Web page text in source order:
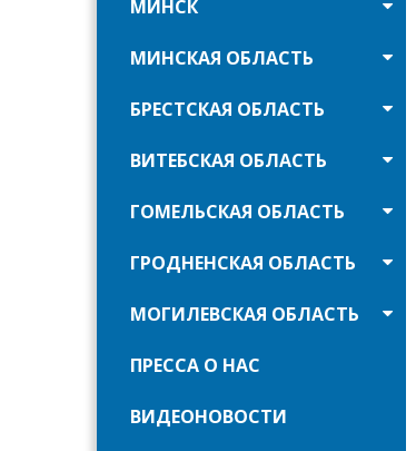
МИНСК
МИНСКАЯ ОБЛАСТЬ
БРЕСТСКАЯ ОБЛАСТЬ
ВИТЕБСКАЯ ОБЛАСТЬ
ГОМЕЛЬСКАЯ ОБЛАСТЬ
ГРОДНЕНСКАЯ ОБЛАСТЬ
МОГИЛЕВСКАЯ ОБЛАСТЬ
ПРЕССА О НАС
ВИДЕОНОВОСТИ